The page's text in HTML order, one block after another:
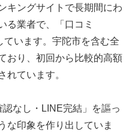
キングサイトで長期間にわ
る業者で、「口コミ
ています。宇陀市を含む全
おり、初回から比較的高額
れています。
なし・LINE完結」を謳っ
な印象を作り出していま